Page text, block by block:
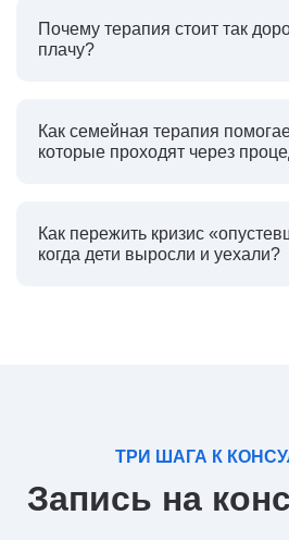
Почему терапия стоит так
плачу?
Как семейная терапия
которые проходят через
Как пережить кризис
когда дети выросли и уехали?
ТРИ ШАГА К
Запись на